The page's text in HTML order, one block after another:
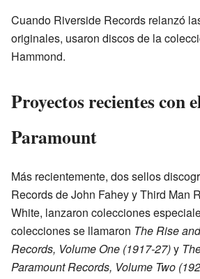
Cuando Riverside Records relanzó
originales, usaron discos de la
Hammond.
Proyectos recientes con
Paramount
Más recientemente, dos sellos
Records de John Fahey y Third Man
White, lanzaron colecciones
colecciones se llamaron The Rise
Records, Volume One (1917-27)y
Paramount Records, Volume Two